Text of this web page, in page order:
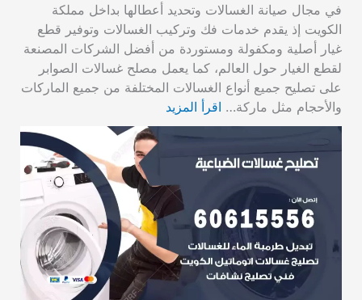
في مجال صيانة الغسالات وتحديد أعطالها بداخل مملكة
الكويت إذ يقدم خدمات فك وتركيب الغسالات وتوفير قطع
غيار أصلية ومكفولة ومستوردة من أفضل الشركات المصنعة
لقطع الغيار حول العالم، كما يعمل مصلح غسالات الصوابر
على تصليح جميع أنواع الغسالات المختلفة من جميع الماركات
والأحجام مثل ماركة… اقرأ المزيد